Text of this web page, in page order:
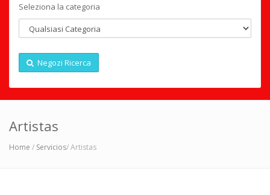
Seleziona la categoria
Negozi Ricerca
Artistas
Home / Servicios/ Artistas